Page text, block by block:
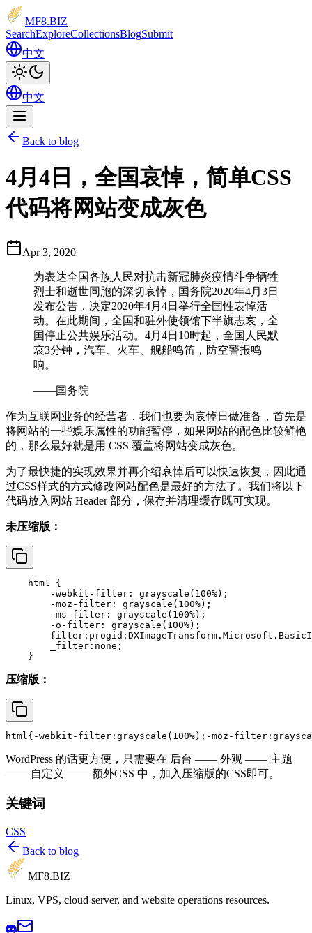
MF8.BIZ
SearchExploreCollectionsBlogSubmit
中文
中文
Back to blog
4月4日，全国哀悼，简单CSS
代码将网站变成灰色
Apr 3, 2020
为表达全国各族人民对抗击新冠肺炎疫情斗争牺牲
烈士和逝世同胞的深切哀悼，国务院2020年4月3日
发布公告，决定2020年4月4日举行全国性哀悼活
动。在此期间，全国和驻外使领馆下半旗志哀，全
国停止公共娱乐活动。4月4日10时起，全国人民默
哀3分钟，汽车、火车、舰船鸣笛，防空警报鸣
响。
——国务院
作为互联网业务的经营者，我们也要为哀悼日做准备，首先是
将网站的一些娱乐属性的功能暂停，如果网站的配色比较鲜艳
的，那么最好就是用 CSS 覆盖将网站变成灰色。
为了最快捷的实现效果并再介绍哀悼后可以快速恢复，因此通
过CSS样式的方式修改网站配色是最好的方法了。我们将以下
代码放入网站 Header 部分，保存并清理缓存既可实现。
未压缩版：
html
{
        -webkit-
filter : grayscale ( 100%);
        -moz-
filter : grayscale ( 100%);
        -ms-
filter : grayscale ( 100%);
        -o-
filter : grayscale ( 100%);
filter :progid:DXImageTransform.Microsoft.
        _filter:none;
压缩版：
html {-webkit- filter : grayscale ( 100%);-moz- filter :
WordPress 的话更方便，只需要在 后台 —— 外观 —— 主题
—— 自定义 —— 额外CSS 中，加入压缩版的CSS即可。
关键词
CSS
Back to blog
MF8.BIZ
Linux, VPS, cloud server, and website operations resources.